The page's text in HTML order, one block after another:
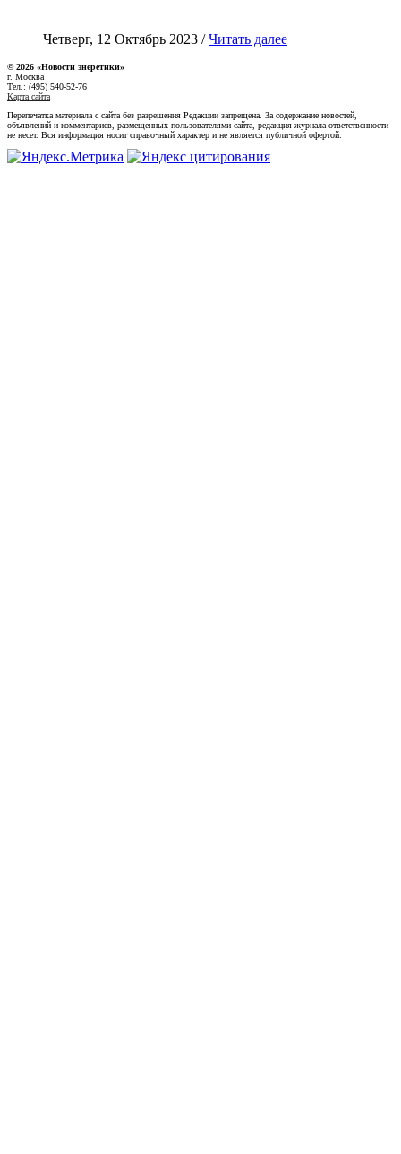
Четверг, 12 Октябрь 2023 /Читать далее
© 2026 «Новости энеретики»
г. Москва
Тел.: (495) 540-52-76
Карта сайта
Перепечатка материала с сайта без разрешения Редакции запрещена. За содержание новостей,
объявлений и комментариев, размещенных пользователями сайта, редакция журнала ответственности
не несет. Вся информация носит справочный характер и не является публичной офертой.